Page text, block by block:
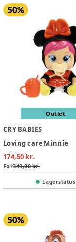
Outlet
CRY BABIES
Loving care Minnie
174,50 kr.
Før349,00 kr.
Lagerstatus